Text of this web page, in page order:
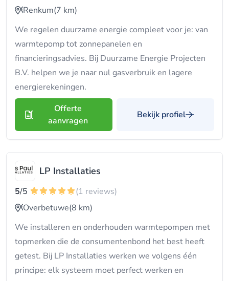
Renkum(7 km)
We regelen duurzame energie compleet voor je: van
warmtepomp tot zonnepanelen en
financieringsadvies. Bij Duurzame Energie Projecten
B.V. helpen we je naar nul gasverbruik en lagere
energierekeningen.
Offerte
aanvragen
Bekijk profiel
LP Installaties
5/5
(1 reviews)
Overbetuwe(8 km)
We installeren en onderhouden warmtepompen met
topmerken die de consumentenbond het best heeft
getest. Bij LP Installaties werken we volgens één
principe: elk systeem moet perfect werken en